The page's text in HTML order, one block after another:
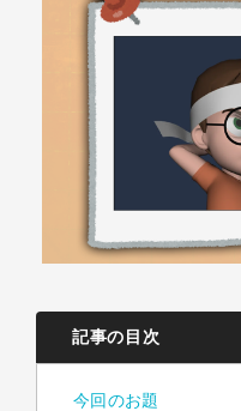
記事の目次
今回のお題